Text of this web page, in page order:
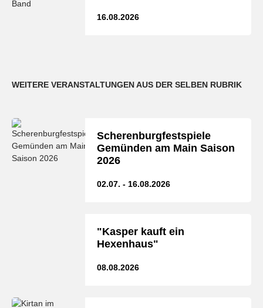
16.08.2026
WEITERE VERANSTALTUNGEN AUS DER SELBEN RUBRIK
Scherenburgfestspiele
Gemünden am Main Saison
2026
02.07. - 16.08.2026
"Kasper kauft ein
Hexenhaus"
08.08.2026